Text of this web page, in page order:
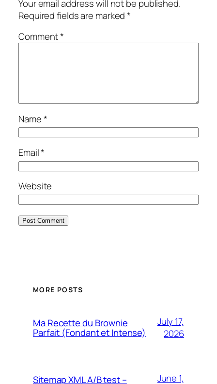
Your email address will not be published.
Required fields are marked*
Comment*
Name*
Email*
Website
MORE POSTS
Ma Recette du Brownie
Parfait (Fondant et Intense)
July 17,
2026
Sitemap XMLA/B test –
June 1,